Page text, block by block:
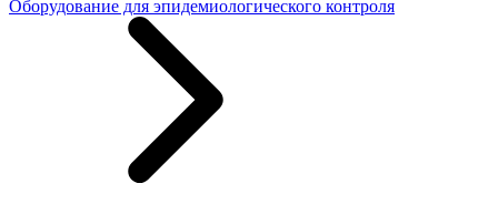
Оборудование для эпидемиологического контроля